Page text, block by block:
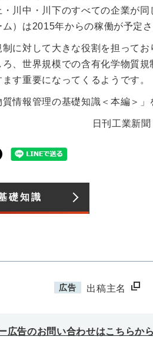
川中・川下のすべての企業が同
）は2015年からの稼働が予定さ
に対して大きな役割を担ってお
、世界規模での含有化学物質規
す重要になってくるようです。
情報管理の基礎知識＜本編＞」
日刊工業新
礎知識​
広告 出稿主名
広告のお問い合わせはこちらから